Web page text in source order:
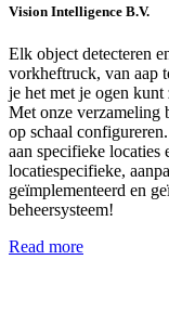
Vision Intelligence B.V.
Elk object detecteren
vorkheftruck, van aap
je het met je ogen
Met onze verzameling
op schaal
aan specifieke
locatiespecifieke,
geïmplementeerd en
beheersysteem!
Read more